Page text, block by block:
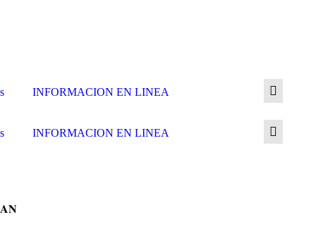
INFORMACION EN LINEA
INFORMACION EN LINEA